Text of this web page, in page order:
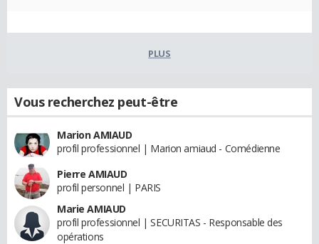
PLUS
Vous recherchez peut-être
Marion AMIAUD
profil professionnel | Marion amiaud - Comédienne
Pierre AMIAUD
profil personnel | PARIS
Marie AMIAUD
profil professionnel | SECURITAS - Responsable des
opérations